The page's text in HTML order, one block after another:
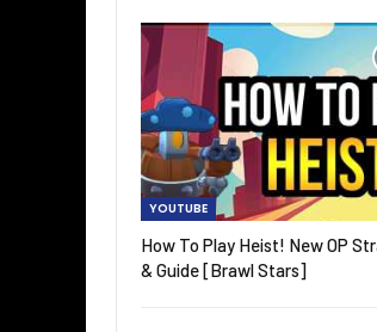
YOUTUBE
How To Play Heist! New OP
& Guide [Brawl Stars]